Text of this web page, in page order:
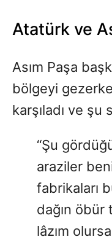
Atatürk ve
Asım Paşa
bölgeyi
karşıladı ve
“Şu
araziler
fabrikaları
dağın öbür
lâzım